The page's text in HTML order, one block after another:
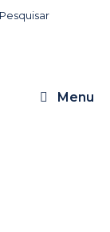
Pesquisar
Menu